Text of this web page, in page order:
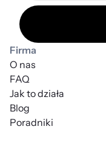
Firma
O nas
FAQ
Jak to działa
Blog
Poradniki